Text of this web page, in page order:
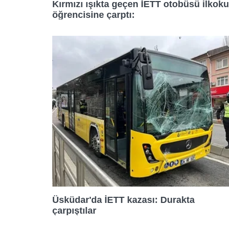
Kırmızı ışıkta geçen İETT otobüsü ilkokul
öğrencisine çarptı:
Üsküdar'da İETT kazası: Durakta
çarpıştılar